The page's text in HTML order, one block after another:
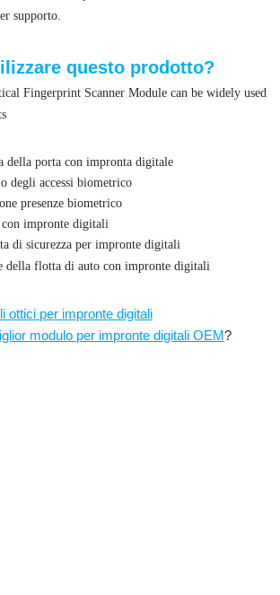
supporto.
questo prodotto?
Fingerprint Scanner Module can be widely used
della porta con impronta digitale
degli accessi biometrico
presenze biometrico
impronte digitali
di sicurezza per impronte digitali
della flotta di auto con impronte digitali
ottici per impronte digitali
modulo per impronte digitali OEM?